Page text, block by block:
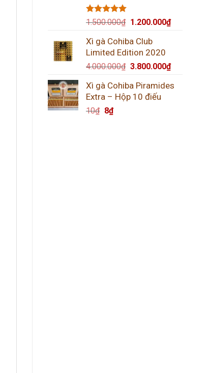
Được xếp
5 sao
1.500.000₫ 1.200.000₫
Xì gà Cohiba Club
Limited Edition 2020
4.000.000₫ 3.800.000₫
Xì gà Cohiba Piramides
Extra – Hộp 10 điếu
10₫ 8₫